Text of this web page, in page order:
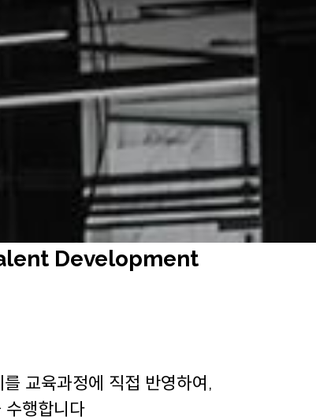
Talent Development
Development
교육과정에 직접 반영하여,
수행합니다